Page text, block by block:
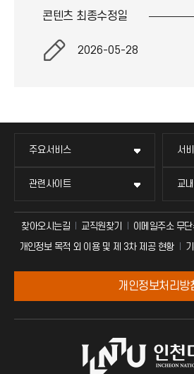
콘텐츠 최종수정일
2026-05-28
주요서비스 서
관련사이트 교
찾아오시는길 교직원찾기 이메일주소 무
개인정보 목적 외 이용 및 제 3차 제공 현황
개인정보처리방